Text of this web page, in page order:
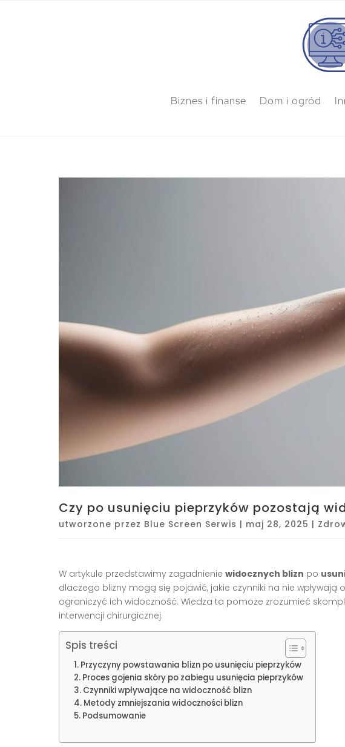
Biznes i finanse Dom i ogród
Czy po usunięciu pieprzyków pozostają
utworzone przez Blue Screen Serwis | maj 28, 2025 |
W artykule przedstawimy zagadnienie widocznych blizn po
dlaczego blizny mogą się pojawić, jakie czynniki na nie
ograniczyć ich widoczność. Wiedza ta pomoże zrozumieć
interwencji chirurgicznej.
Spis treści
Przyczyny powstawania blizn po usunięciu pieprzyków
Proces gojenia skóry po zabiegu usunięcia pieprzyków
Czynniki wpływające na widoczność blizn
Metody zmniejszania widoczności blizn
Podsumowanie